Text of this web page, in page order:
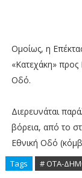
Ομοίως, η
«Κατεχάκη»
Οδό.
Διερευνάται
βόρεια, από το
Εθνική Οδό
Tags # ΟΤΑ-